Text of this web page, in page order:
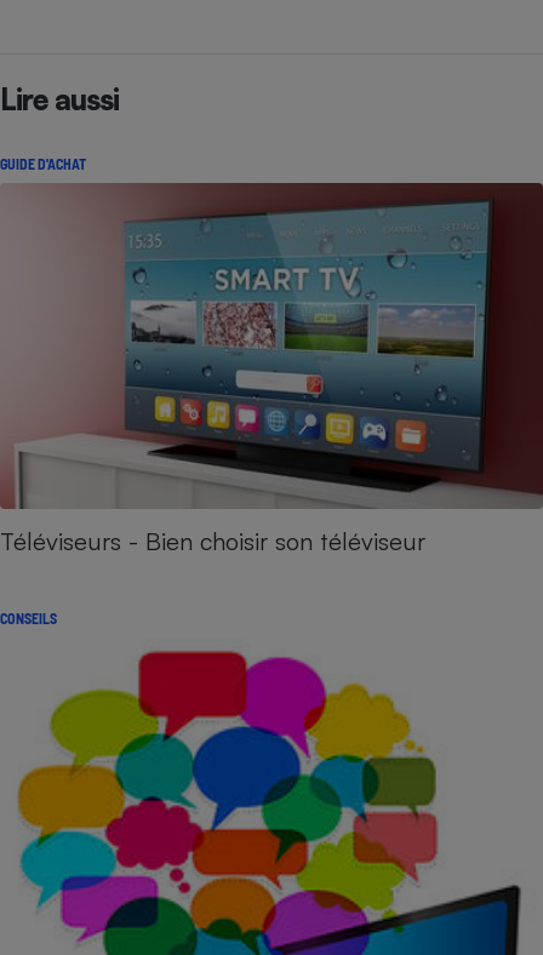
Lire aussi
GUIDE D'ACHAT
Téléviseurs - Bien choisir son téléviseur
CONSEILS